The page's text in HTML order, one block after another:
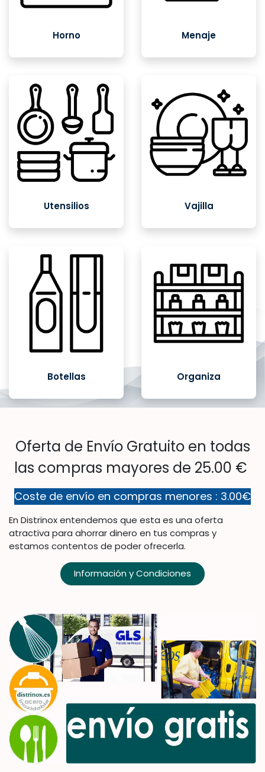
Horno Menaje
Utensilios Vajilla
Botellas Organiza
Oferta de Envío Gratuito en todas
las compras mayores de 25.00 €
Coste de envío en compras menores : 3.00€
En Distrinox entendemos que esta es una oferta
atractiva para ahorrar dinero en tus compras y
estamos contentos de poder ofrecerla.
Información y Condiciones